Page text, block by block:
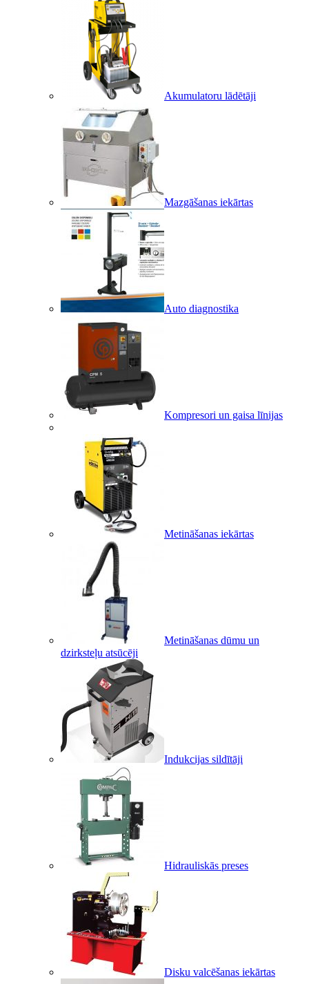
Akumulatoru lādētāji
Mazgāšanas iekārtas
Auto diagnostika
Kompresori un gaisa līnijas
Metināšanas iekārtas
Metināšanas dūmu un
dzirksteļu atsūcēji
Indukcijas sildītāji
Hidrauliskās preses
Disku valcēšanas iekārtas